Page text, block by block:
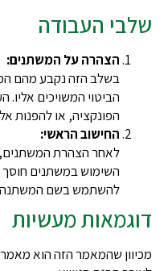
שלבי העבודה
הצהרה על המשתנים:
בשלב הזה נקבע מהם
הביטוי המשויכים אליו.
הפונקציה, או להפנות אל
החישוב הראשי:
לאחר הצהרת
השימוש במשתנים חוסך
להשתמש בשם
דוגמאות מעשיות
מכיוון שהמאמר הזה הוא